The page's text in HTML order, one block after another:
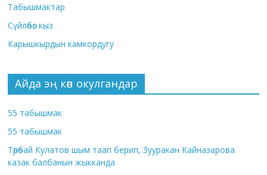
Табышмактар
Сүйлөбөс кыз
Карышкырдын камкордугу
Айда эң көп окулгандар
55 табышмак
55 табышмак
Төрөбай Кулатов шым таап берип, Зууракан Кайназарова
казак балбанын жыкканда